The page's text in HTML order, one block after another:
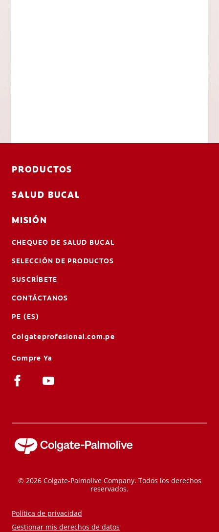
PRODUCTOS
SALUD BUCAL
MISIÓN
CHEQUEO DE SALUD BUCAL
SELECCIÓN DE PRODUCTOS
SUSCRÍBETE
CONTÁCTANOS
PE (ES)
Colgateprofesional.com.pe
Compre Ya
© 2026 Colgate-Palmolive Company. Todos los derechos
reservados.
Política de privacidad
Gestionar mis derechos de datos